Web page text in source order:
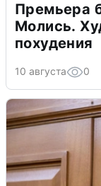
Премьера
Молись.
похудения
10 августа 0